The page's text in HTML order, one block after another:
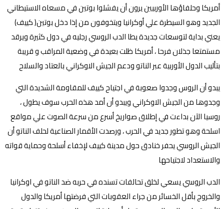
أمريكا وحلفاؤها الأوربيين يرون أن يفشلوا بوتين في مسعاه الاستيطاني
الجديد وهو السيطرة علي أوكرانيا ويتخوفون من إذا دخل بوتين( كييف)
يعني بداية لتوسعات جديدة يطا الدب الروسي رجليه في دول كثيرة ويرقد
مستمتعا جذلان فرحا ، أمريكا ظلت بعيدة في وضعية المراقب و قريبة
بتأليب الدول الأوربية عبر الناتو ودعم الجيش الاوكراني بالعتاد والسلاح
يبدو أن الروس وجدوا صعوبة في اجتياح كييف للمقاومة الشديدة التي
وجدوها من الجيش الاوكراني ويبدو أن أمد هذه الحرب سوف يطول ،
روسيا الآن بداءت في إطلاق صواريخ أسرع من سرعة الصوت علي مواقع
اسلحة وهو تطور جديد في الحرب ، ورصدت الأقمار الصناعية لحلف الناتو أن
الجيش الروسي يحفر خنادق حول مدينة كييف لإخفاء أسلحة وحماية قواته
والاستعداد لاجتياحها
الدب الروسي يسعي لخلق تحالفات تسنده في حربه ضد الناتو في اوكرانيا
والخروج بأقل الخسائر من جراء العقوبات التي فرضتها أمريكا والدول